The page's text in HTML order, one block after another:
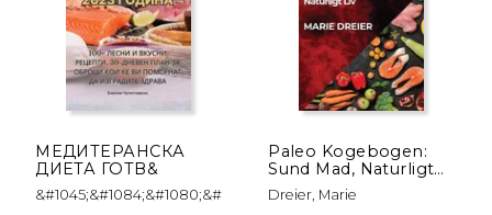
МЕДИТЕРАНСКА
ДИЕТА ГОТВ&
&#1045;&#1084;&#1080;&#1083;&#1080;&#110
Paleo Kogebogen:
Sund Mad, Naturligt
Liv (en Danés)
Dreier, Marie